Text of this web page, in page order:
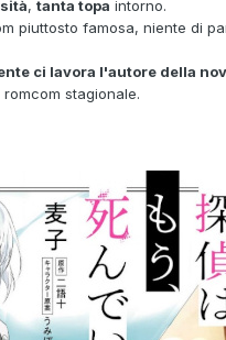
, tanta topa intorno.
piuttosto famosa, niente di
ci lavora l'autore della
stagionale.